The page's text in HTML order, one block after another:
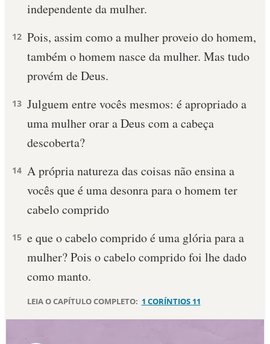
independente da mulher.
12 Pois, assim como a mulher proveio do homem,
também o homem nasce da mulher. Mas tudo
provém de Deus.
13 Julguem entre vocês mesmos: é apropriado a
uma mulher orar a Deus com a cabeça
descoberta?
14 A própria natureza das coisas não ensina a
vocês que é uma desonra para o homem ter
cabelo comprido
15 e que o cabelo comprido é uma glória para a
mulher? Pois o cabelo comprido foi lhe dado
como manto.
LEIA O CAPÍTULO COMPLETO: 1 CORÍNTIOS 11